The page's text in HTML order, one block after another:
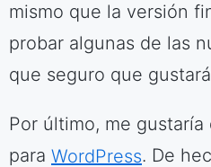
mismo que la versión
probar algunas de las
que seguro que
Por último, me
para WordPress. De